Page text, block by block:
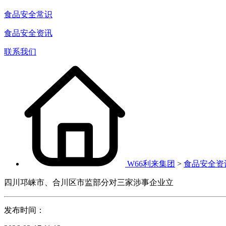
食品安全常识
食品安全资讯
联系我们
W66利来集团 > 食品安全资
四川邛崃市、合川区市监部分对三家涉事企业立
发布时间：